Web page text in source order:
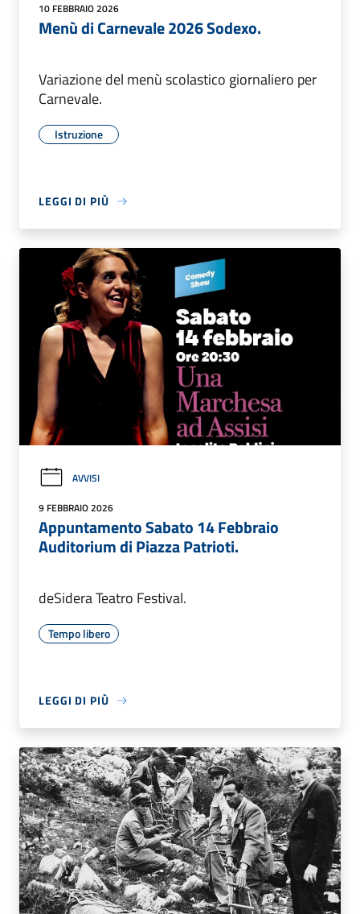
10 FEBBRAIO 2026
Menù di Carnevale 2026 Sodexo.
Variazione del menù scolastico giornaliero per
Carnevale.
Istruzione
LEGGI DI PIÙ
AVVISI
9 FEBBRAIO 2026
Appuntamento Sabato 14 Febbraio
Auditorium di Piazza Patrioti.
deSidera Teatro Festival.
Tempo libero
LEGGI DI PIÙ